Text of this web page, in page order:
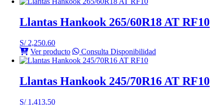
Llantas Hankook 265/60R18 AT RF10
S/2,250.60
Ver producto
Consulta Disponibilidad
Llantas Hankook 245/70R16 AT RF10
S/1,413.50